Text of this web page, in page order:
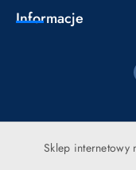
Informacje
Sklep